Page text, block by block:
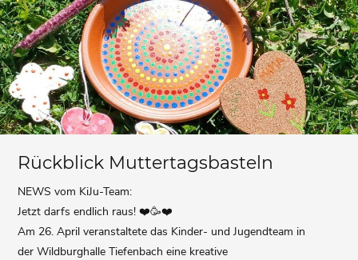
Rückblick Muttertagsbasteln
NEWS vom KiJu-Team:
Jetzt darfs endlich raus! ❤️🥳❤️
Am 26. April veranstaltete das Kinder- und Jugendteam in
der Wildburghalle Tiefenbach eine kreative